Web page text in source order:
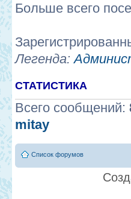
Больше всего
Легенда:
СТАТИСТИКА
Всего сообщений:
mitay
Список форумов